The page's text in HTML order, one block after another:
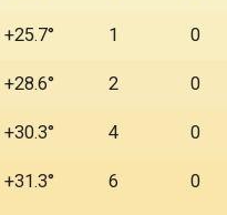
+25.7 1 0
+28.6 2 0
+30.3 4 0
+31.3 6 0